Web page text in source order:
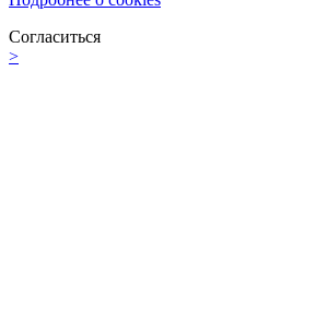
Согласиться
>